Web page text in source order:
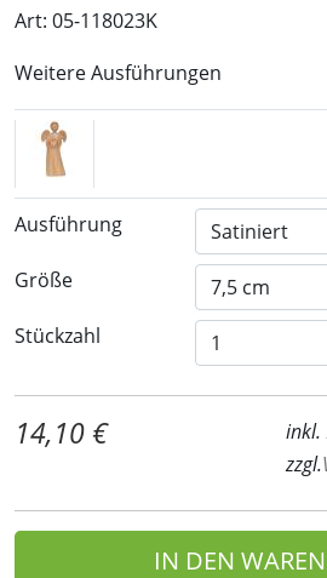
Art: 05-118023K
Weitere Ausführungen
Ausführung
Größe
Stückzahl
14,10 €
inkl.
zzgl.
IN DEN